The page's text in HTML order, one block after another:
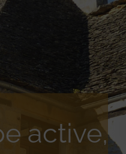
active,